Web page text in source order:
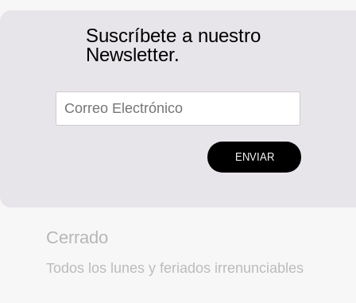
Suscríbete a nuestro
Newsletter.
ENVIAR
Cerrado
Todos los lunes y feriados irrenunciables